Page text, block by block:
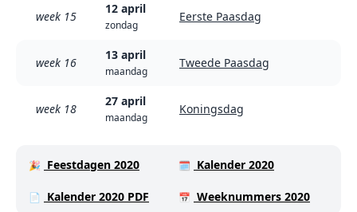
week 15
12 april
zondag
Eerste Paasdag
week 16
13 april
maandag
Tweede Paasdag
week 18
27 april
maandag
Koningsdag
🎉 Feestdagen 2020 🗓️ Kalender 2020
📄 Kalender 2020 PDF 📅 Weeknummers 2020